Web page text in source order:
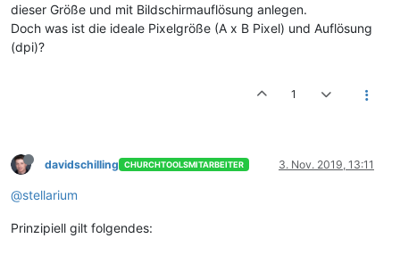
dieser Größe und mit Bildschirmauflösung anlegen.
Doch was ist die ideale Pixelgröße (A x B Pixel) und Auflösung
(dpi)?
1
davidschilling CHURCHTOOLSMITARBEITER 3. Nov. 2019, 13:11
@stellarium
Prinzipiell gilt folgendes: